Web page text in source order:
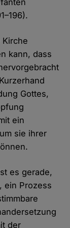
kann, dass
Gottes,
ein
sie ihrer
es gerade,
ein Prozess
der